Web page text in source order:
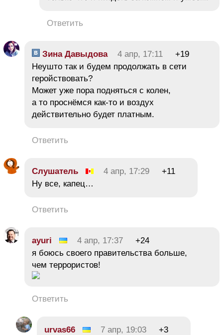
Ответить
Зина Давыдова 4 апр, 17:11
+19
Неушто так и будем продолжать в сети
геройствовать?
Может уже пора подняться с колен,
а то проснёмся как-то и воздух
действительно будет платным.
Ответить
Слушатель 4 апр, 17:29
+11
Ну все, капец…
Ответить
ayuri 4 апр, 17:37
+24
я боюсь своего правительства больше,
чем террористов!
Ответить
urvas66 7 апр, 19:03
+3